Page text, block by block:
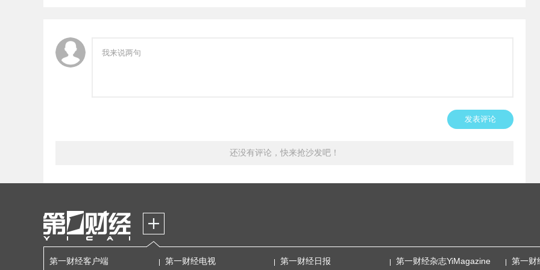
发表评论
还没有评论，快来抢沙发吧！
第一财经客户端 第一财经电视 第一财经日报 第一财经杂志YiMagazine 第一财